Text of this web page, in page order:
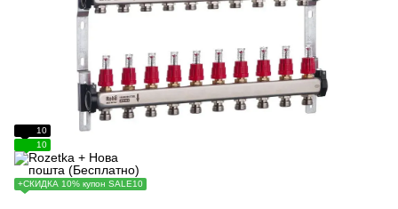
10
10
+СКИДКА 10% купон SALE10